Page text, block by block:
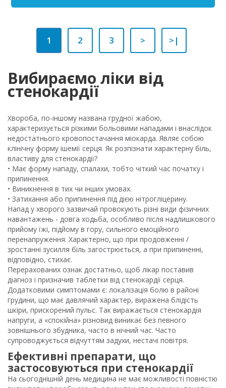
1 2 3 > >|
Вибираємо ліки від
стенокардії
Хвороба, по-іншому названа грудної жабою,
характеризується різкими больовими нападами і внаслідок
недостатнього кровопостачання міокарда. Являє собою
клінічну форму ішемії серця. Як розпізнати характерну біль,
властиву для стенокардії?
• Має форму нападу, спалахи, тобто чіткий час початку і
припинення.
• Виникнення в тих чи інших умовах.
• Затихання або припинення під дією нітрогліцерину.
Напад у хворого зазвичай провокують різні види фізичних
навантажень - довга ходьба, особливо після надлишкового
прийому їжі, підйому в гору, сильного емоційного
перенапруження. Характерно, що при продовженні /
зростанні зусилля біль загострюється, а при припиненні,
відповідно, стихає.
Перерахованих ознак достатньо, щоб лікар поставив
діагноз і призначив таблетки від стенокардії серця.
Додатковими симптомами є: локалізація болю в районі
грудини, що має давлячий характер, виражена блідість
шкіри, прискорений пульс. Так виражається стенокардія
напруги, а «спокійна» різновид виникає без певного
зовнішнього збудника, часто в нічний час. Часто
супроводжується відчуттям задухи, нестачі повітря.
Ефективні препарати, що
застосовуються при стенокардії
На сьогоднішній день медицина не має можливості повністю